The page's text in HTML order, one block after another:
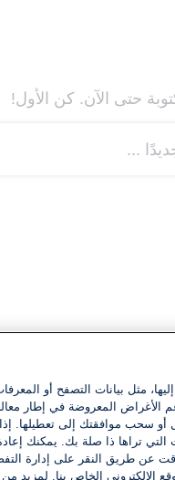
حتى الآن. كن الأول!
...
مثل بيانات التصفح أو
المعروضة في إطار
أو سحب موافقتك إلى تعطيلها.
التي تراها ذا صلة بك. يمكنك
عن طريق النقر على إدارة
الخاص بنا. لمزيد من